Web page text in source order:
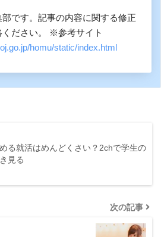
です。記事の内容に関する修正
ださい。 ※参考サイト
homu/static/index.html
る就活はめんどくさい？2chで学生の
見る
次の記事